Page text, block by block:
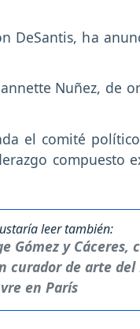
DeSantis, ha
Nuñez, de
el comité
compuesto
leer también:
Gómez y Cáceres,
curador de arte del
en París